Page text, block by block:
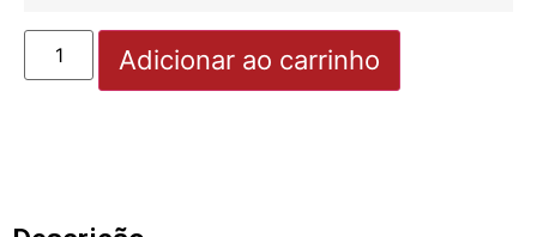
Adicionar ao carrinho